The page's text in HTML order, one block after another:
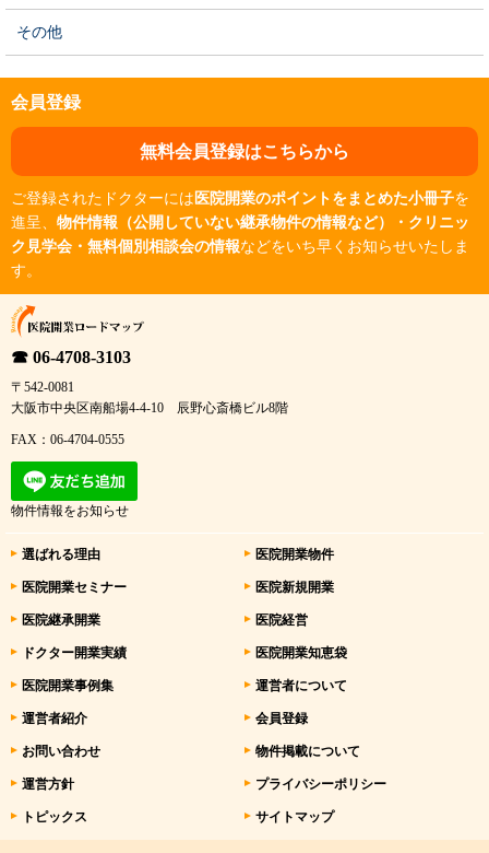
その他
会員登録
無料会員登録はこちらから
ご登録されたドクターには 医院開業のポイントをまとめた小冊子を
進呈、 物件情報（公開していない継承物件の情報など）・クリニッ
ク見学会・無料個別相談会の情報などをいち早くお知らせいたしま
す。
☎ 06-4708-3103
〒542-0081
大阪市中央区南船場4-4-10 辰野心斎橋ビル8階
FAX：06-4704-0555
物件情報をお知らせ
選ばれる理由 医院開業物件
医院開業セミナー 医院新規開業
医院継承開業 医院経営
ドクター開業実績 医院開業知恵袋
医院開業事例集 運営者について
運営者紹介 会員登録
お問い合わせ 物件掲載について
運営方針 プライバシーポリシー
トピックス サイトマップ